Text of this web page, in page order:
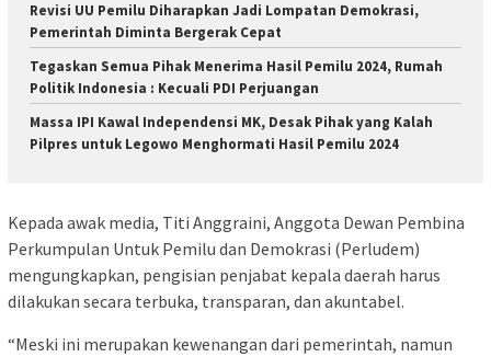
Revisi UU Pemilu Diharapkan Jadi Lompatan Demokrasi,
Pemerintah Diminta Bergerak Cepat
Tegaskan Semua Pihak Menerima Hasil Pemilu 2024, Rumah
Politik Indonesia : Kecuali PDI Perjuangan
Massa IPI Kawal Independensi MK, Desak Pihak yang Kalah
Pilpres untuk Legowo Menghormati Hasil Pemilu 2024
Kepada awak media, Titi Anggraini, Anggota Dewan Pembina
Perkumpulan Untuk Pemilu dan Demokrasi (Perludem)
mengungkapkan, pengisian penjabat kepala daerah harus
dilakukan secara terbuka, transparan, dan akuntabel.
“Meski ini merupakan kewenangan dari pemerintah, namun